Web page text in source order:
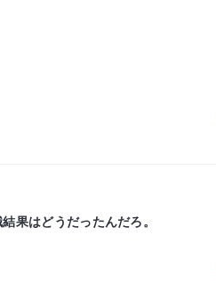
果はどうだったんだろ。